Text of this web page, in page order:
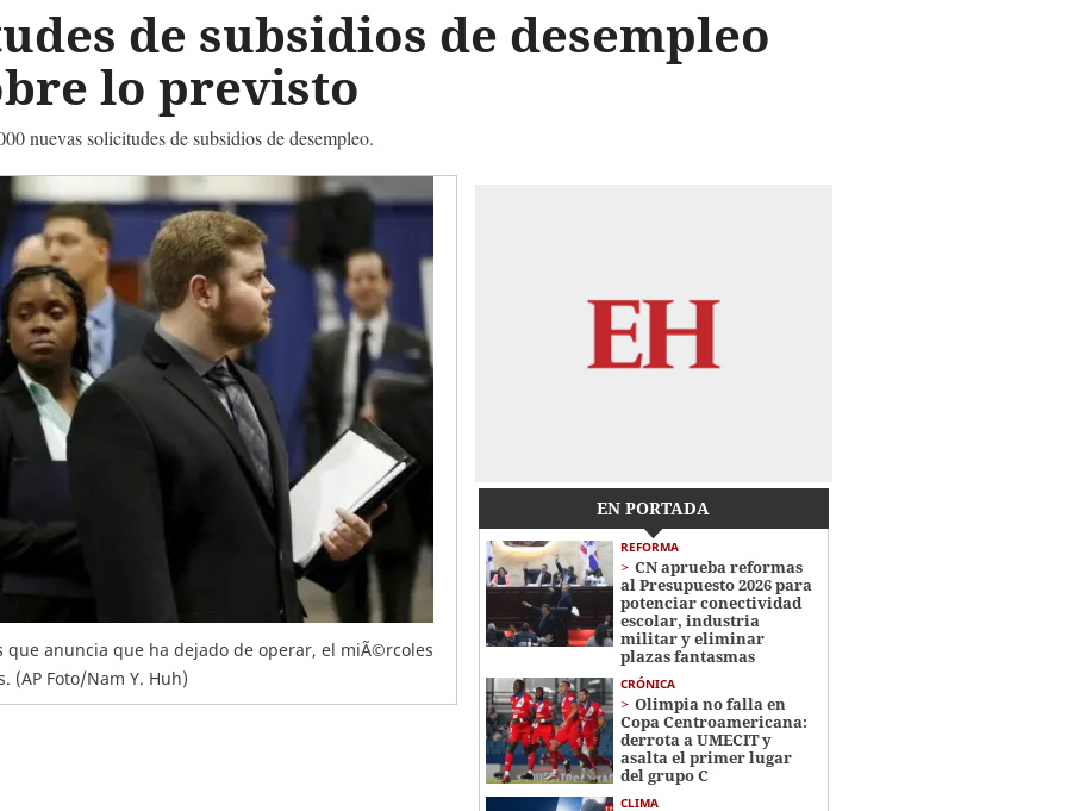
de subsidios de desempleo
lo previsto
nuevas solicitudes de subsidios de desempleo.
que anuncia que ha dejado de operar, el miÃ©rcoles
(AP Foto/Nam Y. Huh)
EN PORTADA
REFORMA
CN aprueba reformas
al Presupuesto 2026 para
potenciar conectividad
escolar, industria
militar y eliminar
plazas fantasmas
CRÓNICA
Olimpia no falla en
Copa Centroamericana:
derrota a UMECIT y
asalta el primer lugar
del grupo C
CLIMA